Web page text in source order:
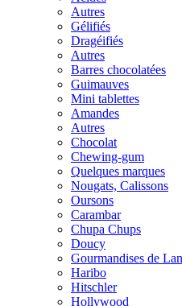
Autres
Gélifiés
Dragéifiés
Autres
Barres chocolatées
Guimauves
Mini tablettes
Amandes
Autres
Chocolat
Chewing-gum
Quelques marques
Nougats, Calissons
Oursons
Carambar
Chupa Chups
Doucy
Gourmandises de
Haribo
Hitschler
Hollywood